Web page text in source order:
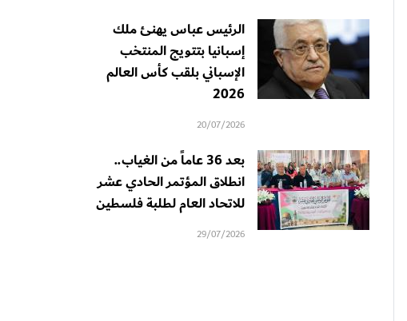
الرئيس عباس يهنئ ملك
إسبانيا بتتويج المنتخب
الإسباني بلقب كأس العالم
2026
20/07/2026
بعد 36 عاماً من الغياب..
انطلاق المؤتمر الحادي عشر
للاتحاد العام لطلبة فلسطين
29/07/2026